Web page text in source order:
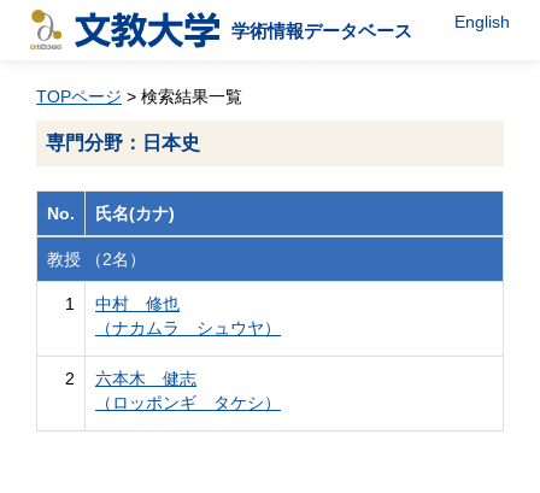
学術情報データベース English
TOPページ > 検索結果一覧
専門分野：日本史
No. 氏名(カナ)
教授 （2名）
1
中村 修也
（ナカムラ シュウヤ）
2
六本木 健志
（ロッポンギ タケシ）